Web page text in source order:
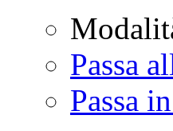
Passa
Passa